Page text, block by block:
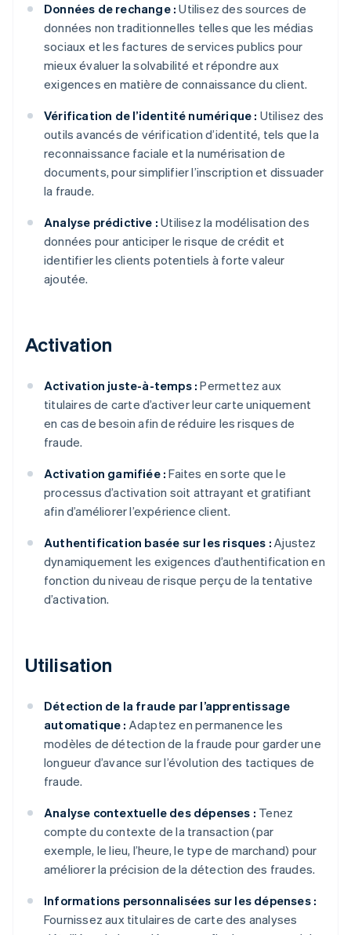
Données de rechange : Utilisez des sources de
données non traditionnelles telles que les médias
sociaux et les factures de services publics pour
mieux évaluer la solvabilité et répondre aux
exigences en matière de connaissance du client.
Vérification de l’identité numérique : Utilisez des
outils avancés de vérification d’identité, tels que la
reconnaissance faciale et la numérisation de
documents, pour simplifier l’inscription et dissuader
la fraude.
Analyse prédictive : Utilisez la modélisation des
données pour anticiper le risque de crédit et
identifier les clients potentiels à forte valeur
ajoutée.
Activation
Activation juste-à-temps : Permettez aux
titulaires de carte d’activer leur carte uniquement
en cas de besoin afin de réduire les risques de
fraude.
Activation gamifiée : Faites en sorte que le
processus d’activation soit attrayant et gratifiant
afin d’améliorer l’expérience client.
Authentification basée sur les risques : Ajustez
dynamiquement les exigences d’authentification en
fonction du niveau de risque perçu de la tentative
d’activation.
Utilisation
Détection de la fraude par l’apprentissage
automatique : Adaptez en permanence les
modèles de détection de la fraude pour garder une
longueur d’avance sur l’évolution des tactiques de
fraude.
Analyse contextuelle des dépenses : Tenez
compte du contexte de la transaction (par
exemple, le lieu, l’heure, le type de marchand) pour
améliorer la précision de la détection des fraudes.
Informations personnalisées sur les dépenses :
Fournissez aux titulaires de carte des analyses